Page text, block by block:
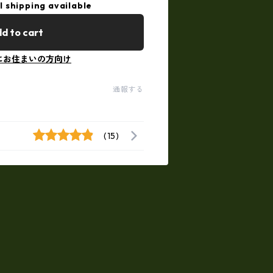
shipping available
to cart
お住まいの方向け
通報する
(15)